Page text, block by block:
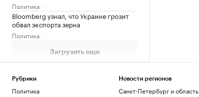
Политика
Bloomberg узнал, что Украине грозит
обвал экспорта зерна
Политика
Загрузить еще
Рубрики
Политика
Новости регионов
Санкт-Петербург и область